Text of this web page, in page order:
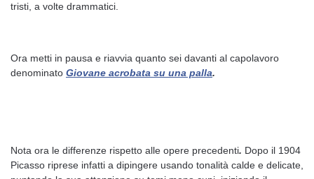
tristi, a volte drammatici.
Ora metti in pausa e riavvia quanto sei davanti al capolavoro
denominato Giovane acrobata su una palla.
Nota ora le differenze rispetto alle opere precedenti. Dopo il 1904
Picasso riprese infatti a dipingere usando tonalità calde e delicate,